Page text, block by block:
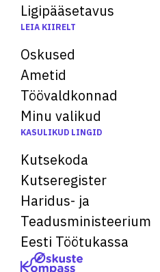
Ligipääsetavus
LEIA KIIRELT
Oskused
Ametid
Töövaldkonnad
Minu valikud
KASULIKUD LINGID
Kutsekoda
Kutseregister
Haridus- ja
Teadusministeerium
Eesti Töötukassa